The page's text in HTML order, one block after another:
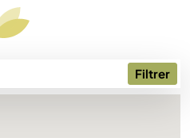
Filtrer